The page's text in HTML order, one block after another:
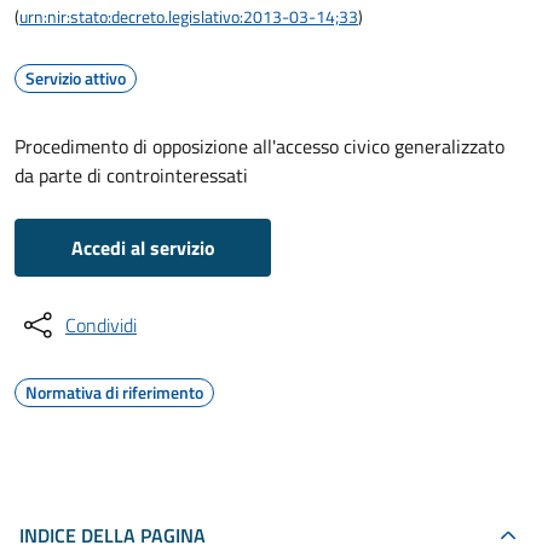
(urn:nir:stato:decreto.legislativo:2013-03-14;33)
Servizio attivo
Procedimento di opposizione all'accesso civico generalizzato
da parte di controinteressati
Accedi al servizio
Condividi
Normativa di riferimento
INDICE DELLA PAGINA